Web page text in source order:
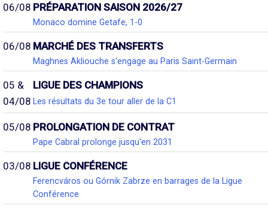
06/08 PRÉPARATION SAISON 2026/27
Monaco domine Getafe, 1-0
06/08 MARCHÉ DES TRANSFERTS
Maghnes Akliouche s'engage au Paris Saint-Germain
05 &
04/08
LIGUE DES CHAMPIONS
Les résultats du 3e tour aller de la C1
05/08 PROLONGATION DE CONTRAT
Pape Cabral prolonge jusqu'en 2031
03/08 LIGUE CONFÉRENCE
Ferencváros ou Górnik Zabrze en barrages de la Ligue
Conférence